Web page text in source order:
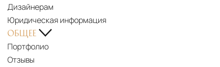
Дизайнерам
Юридическая информация
ОБЩЕЕ
Портфолио
Отзывы